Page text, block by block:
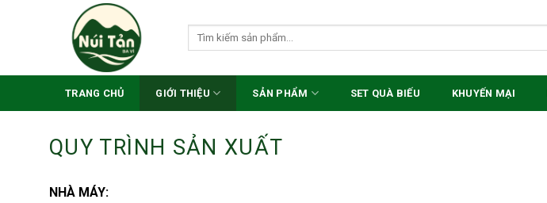
Search
TRANG CHỦ GIỚI THIỆU SẢN PHẨM SET QUÀ BIẾU KHUYẾN MẠI
QUY TRÌNH SẢN XUẤT
NHÀ MÁY: